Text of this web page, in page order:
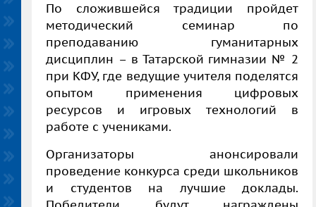
По сложившейся традиции пройдет
методический семинар по
преподаванию гуманитарных
дисциплин – в Татарской гимназии № 2
при КФУ, где ведущие учителя поделятся
опытом применения цифровых
ресурсов и игровых технологий в
работе с учениками.
Организаторы анонсировали
проведение конкурса среди школьников
и студентов на лучшие доклады.